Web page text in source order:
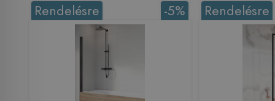
-5%
Rendelésre Rendelésre